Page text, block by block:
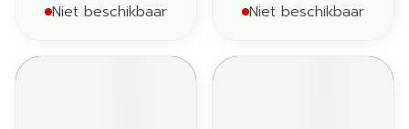
Niet beschikbaar Niet beschikbaar